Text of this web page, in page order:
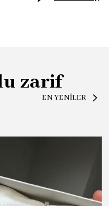
zarif
EN YENİLER